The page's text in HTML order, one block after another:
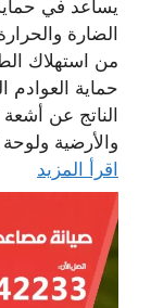
يساعد في
الضارة
من استهلاك
حماية العوادم
الناتج عن
والأرضية
اقرأ المزيد